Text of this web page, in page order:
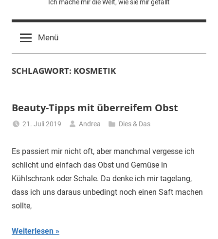
Ich mache mir die Welt, wie sie mir gefällt
Menü
SCHLAGWORT: KOSMETIK
Beauty-Tipps mit überreifem Obst
21. Juli 2019 Andrea Dies & Das
Es passiert mir nicht oft, aber manchmal vergesse ich
schlicht und einfach das Obst und Gemüse in
Kühlschrank oder Schale. Da denke ich mir tagelang,
dass ich uns daraus unbedingt noch einen Saft machen
sollte,
Weiterlesen